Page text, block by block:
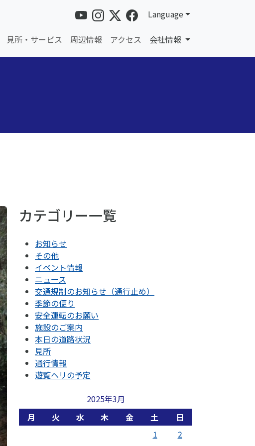
Language
見所・サービス 周辺情報 アクセス 会社情報
カテゴリー一覧
お知らせ
その他
イベント情報
ニュース
交通規制のお知らせ（通行止め）
季節の便り
安全運転のお願い
施設のご案内
本日の道路状況
見所
通行情報
遊覧ヘリの予定
2025年3月
月
火 水 木 金 土
日
1
2